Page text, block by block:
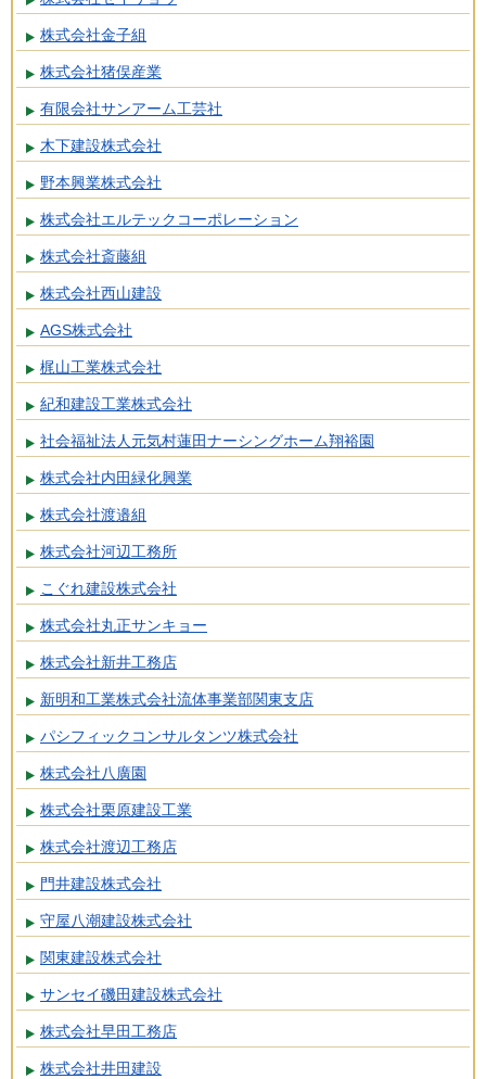
株式会社金子組
株式会社猪俣産業
有限会社サンアーム工芸社
木下建設株式会社
野本興業株式会社
株式会社エルテックコーポレーション
株式会社斎藤組
株式会社西山建設
AGS株式会社
梶山工業株式会社
紀和建設工業株式会社
社会福祉法人元気村蓮田ナーシングホーム翔裕園
株式会社内田緑化興業
株式会社渡邉組
株式会社河辺工務所
こぐれ建設株式会社
株式会社丸正サンキョー
株式会社新井工務店
新明和工業株式会社流体事業部関東支店
パシフィックコンサルタンツ株式会社
株式会社八廣園
株式会社栗原建設工業
株式会社渡辺工務店
門井建設株式会社
守屋八潮建設株式会社
関東建設株式会社
サンセイ磯田建設株式会社
株式会社早田工務店
株式会社井田建設